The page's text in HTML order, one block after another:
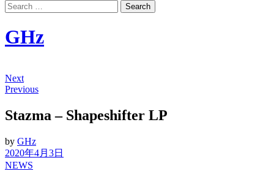
GHz
Next
Previous
Stazma – Shapeshifter LP
by GHz
2020年4月3日
NEWS